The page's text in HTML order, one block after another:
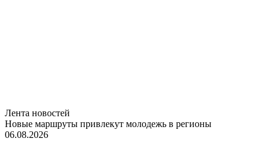
Лента новостей
Новые маршруты привлекут молодежь в регионы
06.08.2026